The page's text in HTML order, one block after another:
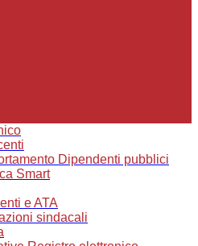
Dipendenti pubblici
Smart
e ATA
sindacali